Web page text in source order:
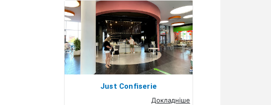
Just Confiserie
Докладніше